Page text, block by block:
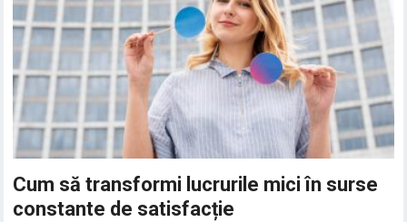
Cum să transformi lucrurile mici în surse
constante de satisfacție